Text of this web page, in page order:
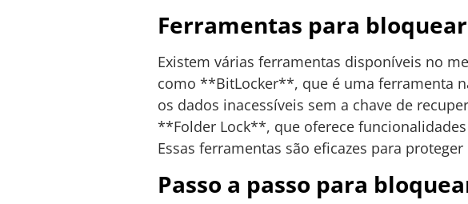
Ferramentas para
Existem várias ferramentas disponíveis no
como **BitLocker**, que é uma ferramenta
os dados inacessíveis sem a chave de
**Folder Lock**, que oferece
Essas ferramentas são eficazes para
Passo a passo para